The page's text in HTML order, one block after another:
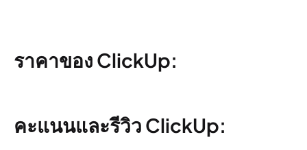
ราคาของ ClickUp:
คะแนนและรีวิว ClickUp: